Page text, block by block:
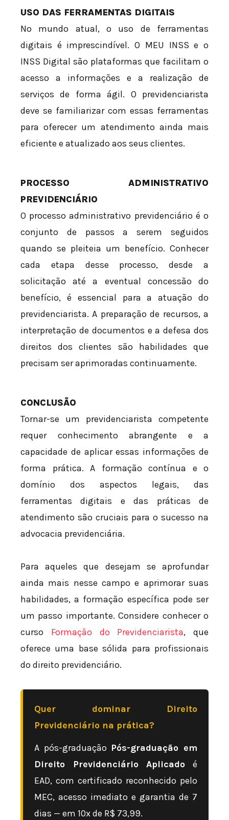
USO DAS FERRAMENTAS DIGITAIS
No mundo atual, o uso de ferramentas
digitais é imprescindível. O MEU INSS e o
INSS Digital são plataformas que facilitam o
acesso a informações e a realização de
serviços de forma ágil. O previdenciarista
deve se familiarizar com essas ferramentas
para oferecer um atendimento ainda mais
eficiente e atualizado aos seus clientes.
PROCESSO ADMINISTRATIVO
PREVIDENCIÁRIO
O processo administrativo previdenciário é o
conjunto de passos a serem seguidos
quando se pleiteia um benefício. Conhecer
cada etapa desse processo, desde a
solicitação até a eventual concessão do
benefício, é essencial para a atuação do
previdenciarista. A preparação de recursos, a
interpretação de documentos e a defesa dos
direitos dos clientes são habilidades que
precisam ser aprimoradas continuamente.
CONCLUSÃO
Tornar-se um previdenciarista competente
requer conhecimento abrangente e a
capacidade de aplicar essas informações de
forma prática. A formação contínua e o
domínio dos aspectos legais, das
ferramentas digitais e das práticas de
atendimento são cruciais para o sucesso na
advocacia previdenciária.
Para aqueles que desejam se aprofundar
ainda mais nesse campo e aprimorar suas
habilidades, a formação específica pode ser
um passo importante. Considere conhecer o
curso Formação do Previdenciarista, que
oferece uma base sólida para profissionais
do direito previdenciário.
Quer dominar Direito
Previdenciário na prática?
A pós-graduação Pós-graduação em
Direito Previdenciário Aplicado é
EAD, com certificado reconhecido pelo
MEC, acesso imediato e garantia de 7
dias — em 10x de R$ 73,99.